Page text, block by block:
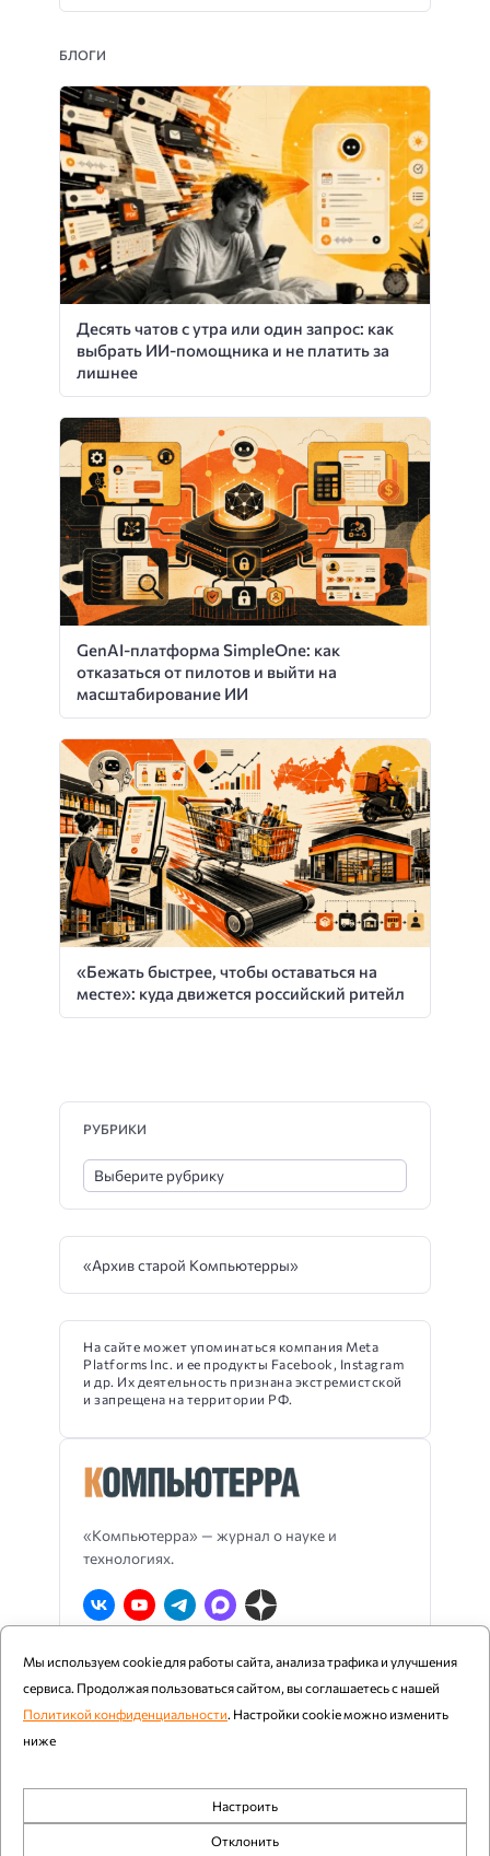
БЛОГИ
Десять чатов с утра или один запрос: как
выбрать ИИ-помощника и не платить за
лишнее
GenAI-платформа SimpleOne: как
отказаться от пилотов и выйти на
масштабирование ИИ
«Бежать быстрее, чтобы оставаться на
месте»: куда движется российский ритейл
«Компьютерра» — журнал о науке и
технологиях.
О Компьютерре Блог издания
RSS
Реклама
Политика конфиденциальности
РУБРИКИ
«Архив старой Компьютерры»
На сайте может упоминаться компания Meta
Platforms Inc. и ее продукты Facebook, Instagram
и др. Их деятельность признана экстремистской
и запрещена на территории РФ.
Компьютерра ©1997 - 2026
При цитировании и использовании любых материалов
ссылка на «Компьютерру» обязательна. Возрастное
Мы используем cookie для работы сайта, анализа трафика и улучшения
сервиса. Продолжая пользоваться сайтом, вы соглашаетесь с нашей
Политикой конфиденциальности. Настройки cookie можно изменить
ниже
Обязательные
Настроить
Отклонить